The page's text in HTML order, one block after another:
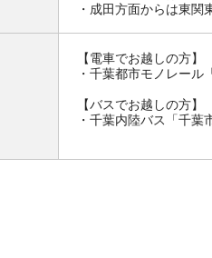
・成田方面からは東
【電車でお越しの方】
・千葉都市モノレー
【バスでお越しの方】
・千葉内陸バス「千